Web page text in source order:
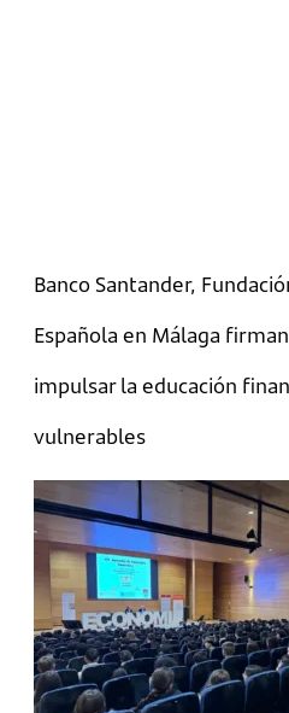
Banco Santander,
Española en Málaga
impulsar la educación
vulnerables